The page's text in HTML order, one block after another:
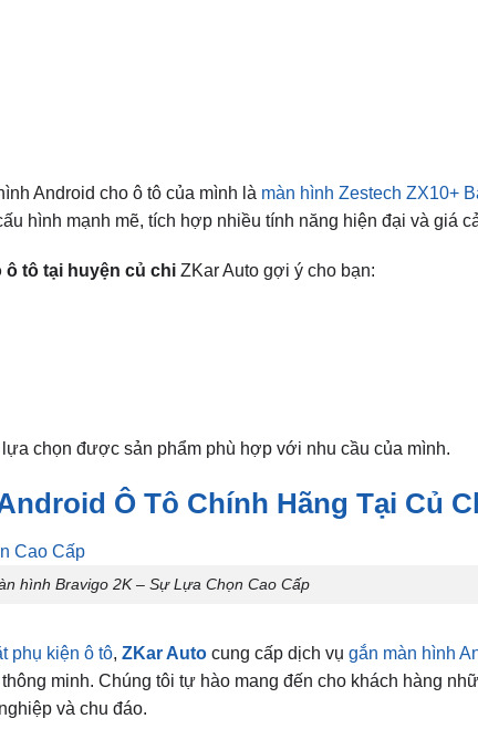
Android cho ô tô của mình là màn hình Zestech ZX10+
hình mạnh mẽ, tích hợp nhiều tính năng hiện đại và giá
tô tại huyện củ chi ZKar Auto gợi ý cho bạn:
chọn được sản phẩm phù hợp với nhu cầu của mình.
Ô Tô Chính Hãng Tại Củ
hình Bravigo 2K – Sự Lựa Chọn Cao Cấp
phụ kiện ô tô, ZKar Auto cung cấp dịch vụ gắn màn hình
minh. Chúng tôi tự hào mang đến cho khách hàng
và chu đáo.